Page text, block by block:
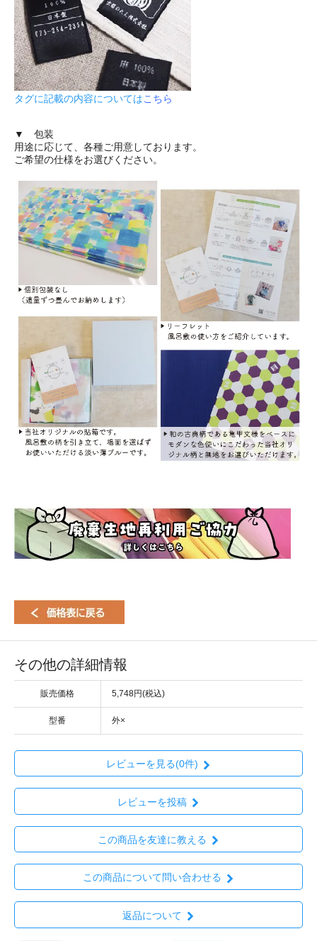
タグに記載の内容についてはこちら
▼ 包装
用途に応じて、各種ご用意しております。
ご希望の仕様をお選びください。
その他の詳細情報
販売価格 5,748円(税込)
型番 外×
レビューを見る(0件)
レビューを投稿
この商品を友達に教える
この商品について問い合わせる
返品について